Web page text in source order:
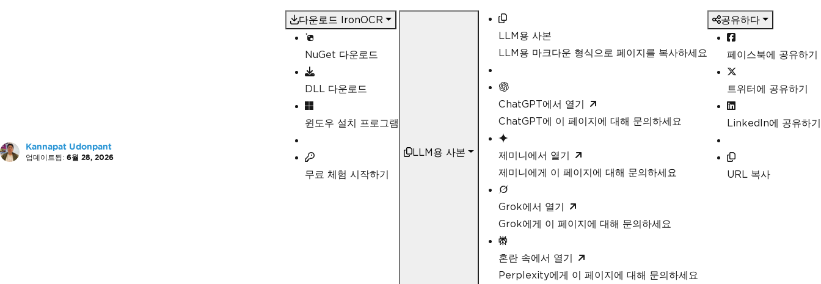
Kannapat Udonpant
업데이트됨: 6월 28, 2026
다운로드 IronOCR
NuGet 다운로드
DLL 다운로드
윈도우 설치 프로그램
무료 체험 시작하기
LLM용 사본
LLM용 사본
LLM용 마크다운 형식으로 페이지를 복사하세요
ChatGPT에서 열기
ChatGPT에 이 페이지에 대해 문의하세요
제미니에서 열기
제미니에게 이 페이지에 대해 문의하세요
Grok에서 열기
Grok에게 이 페이지에 대해 문의하세요
혼란 속에서 열기
Perplexity에게 이 페이지에 대해 문의하세요
공유하다
페이스북에 공유하기
트위터에 공유하기
LinkedIn에 공유하기
URL 복사